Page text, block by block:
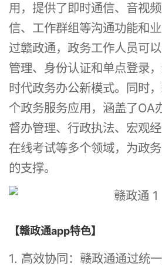
用，提供了即时通信、音视
信、工作群组等沟通功能和
过赣政通，政务工作人员可
管理、身份认证和单点登录
时代政务办公新模式。同时
个政务服务应用，涵盖了OA
督办管理、行政执法、宏观经
在线考试等多个领域，为政
的支撑。
【赣政通app特色】
1. 高效协同：赣政通通过统